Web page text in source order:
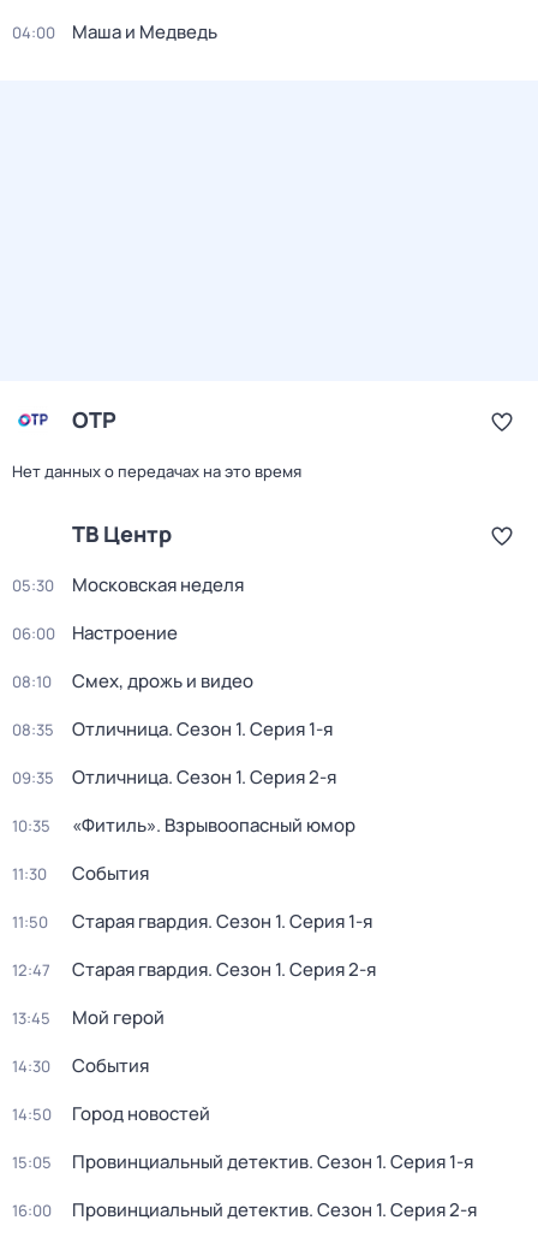
04:00 Маша и Медведь
ОТР
Нет данных о передачах на это время
ТВ Центр
05:30 Московская неделя
06:00 Настроение
08:10 Смех, дрожь и видео
08:35 Отличница. Сезон 1. Серия 1-я
09:35 Отличница. Сезон 1. Серия 2-я
10:35 «Фитиль». Взрывоопасный юмор
11:30 События
11:50 Старая гвардия. Сезон 1. Серия 1-я
12:47 Старая гвардия. Сезон 1. Серия 2-я
13:45 Мой герой
14:30 События
14:50 Город новостей
15:05 Провинциальный детектив. Сезон 1. Серия 1-я
16:00 Провинциальный детектив. Сезон 1. Серия 2-я